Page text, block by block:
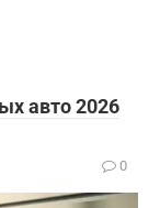
авто 2026
0